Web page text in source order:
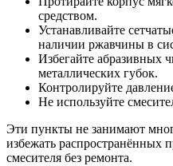
средством.
Устанавливайте
наличии ржавчины в
Избегайте абразивных
металлических губок.
Контролируйте
Не используйте
Эти пункты не занимают
избежать распространённых
смесителя без ремонта.